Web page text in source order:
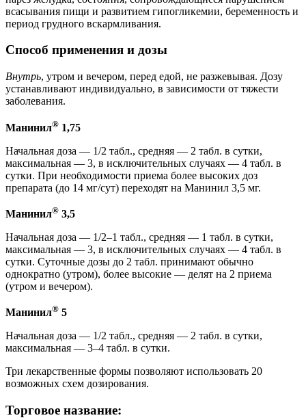
всасывания пищи и развитием гипогликемии, беременность и
период грудного вскармливания.
Способ применения и дозы
Внутрь, утром и вечером, перед едой, не разжевывая. Дозу
устанавливают индивидуально, в зависимости от тяжести
заболевания.
Манинил® 1,75
Начальная доза — 1/2 табл., средняя — 2 табл. в сутки,
максимальная — 3, в исключительных случаях — 4 табл. в
сутки. При необходимости приема более высоких доз
препарата (до 14 мг/сут) переходят на Манинил 3,5 мг.
Манинил® 3,5
Начальная доза — 1/2–1 табл., средняя — 1 табл. в сутки,
максимальная — 3, в исключительных случаях — 4 табл. в
сутки. Суточные дозы до 2 табл. принимают обычно
однократно (утром), более высокие — делят на 2 приема
(утром и вечером).
Манинил® 5
Начальная доза — 1/2 табл., средняя — 2 табл. в сутки,
максимальная — 3–4 табл. в сутки.
Три лекарственные формы позволяют использовать 20
возможных схем дозирования.
Торговое название: